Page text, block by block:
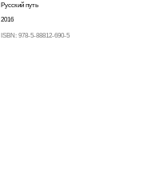
Русский путь
2016
ISBN: 978-5-88812-690-5